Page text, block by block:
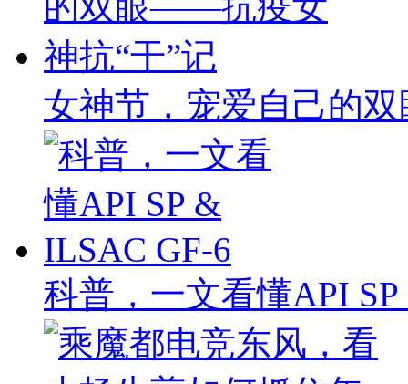
女神节，宠爱自己的
科普，一文看懂API